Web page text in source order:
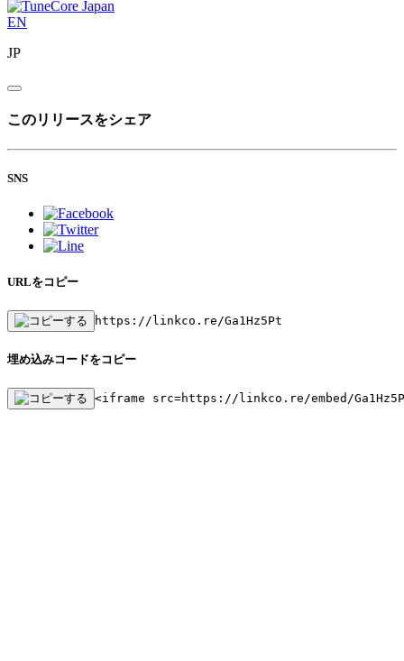
EN
JP
このリリースをシェア
SNS
URLをコピー
https://linkco.re/Ga1Hz5Pt
埋め込みコードをコピー
<iframe src=https://linkco.re/embed/